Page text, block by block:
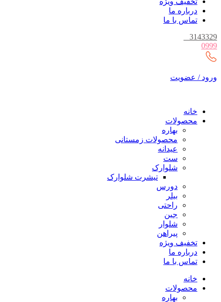
درباره ما
تماس با ما
3143329
0999
ورود / عضویت
خانه
محصولات
بهاره
محصولات زمستانی
عیدانه
ست
شلوارک
تیشرت شلوارک
دورس
بیلر
راحتی
جین
شلوار
پیراهن
تخفیف ویژه
درباره ما
تماس با ما
خانه
محصولات
بهاره